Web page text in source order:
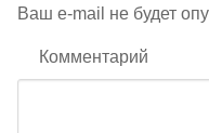
Ваш e-mail не будет
Комментарий